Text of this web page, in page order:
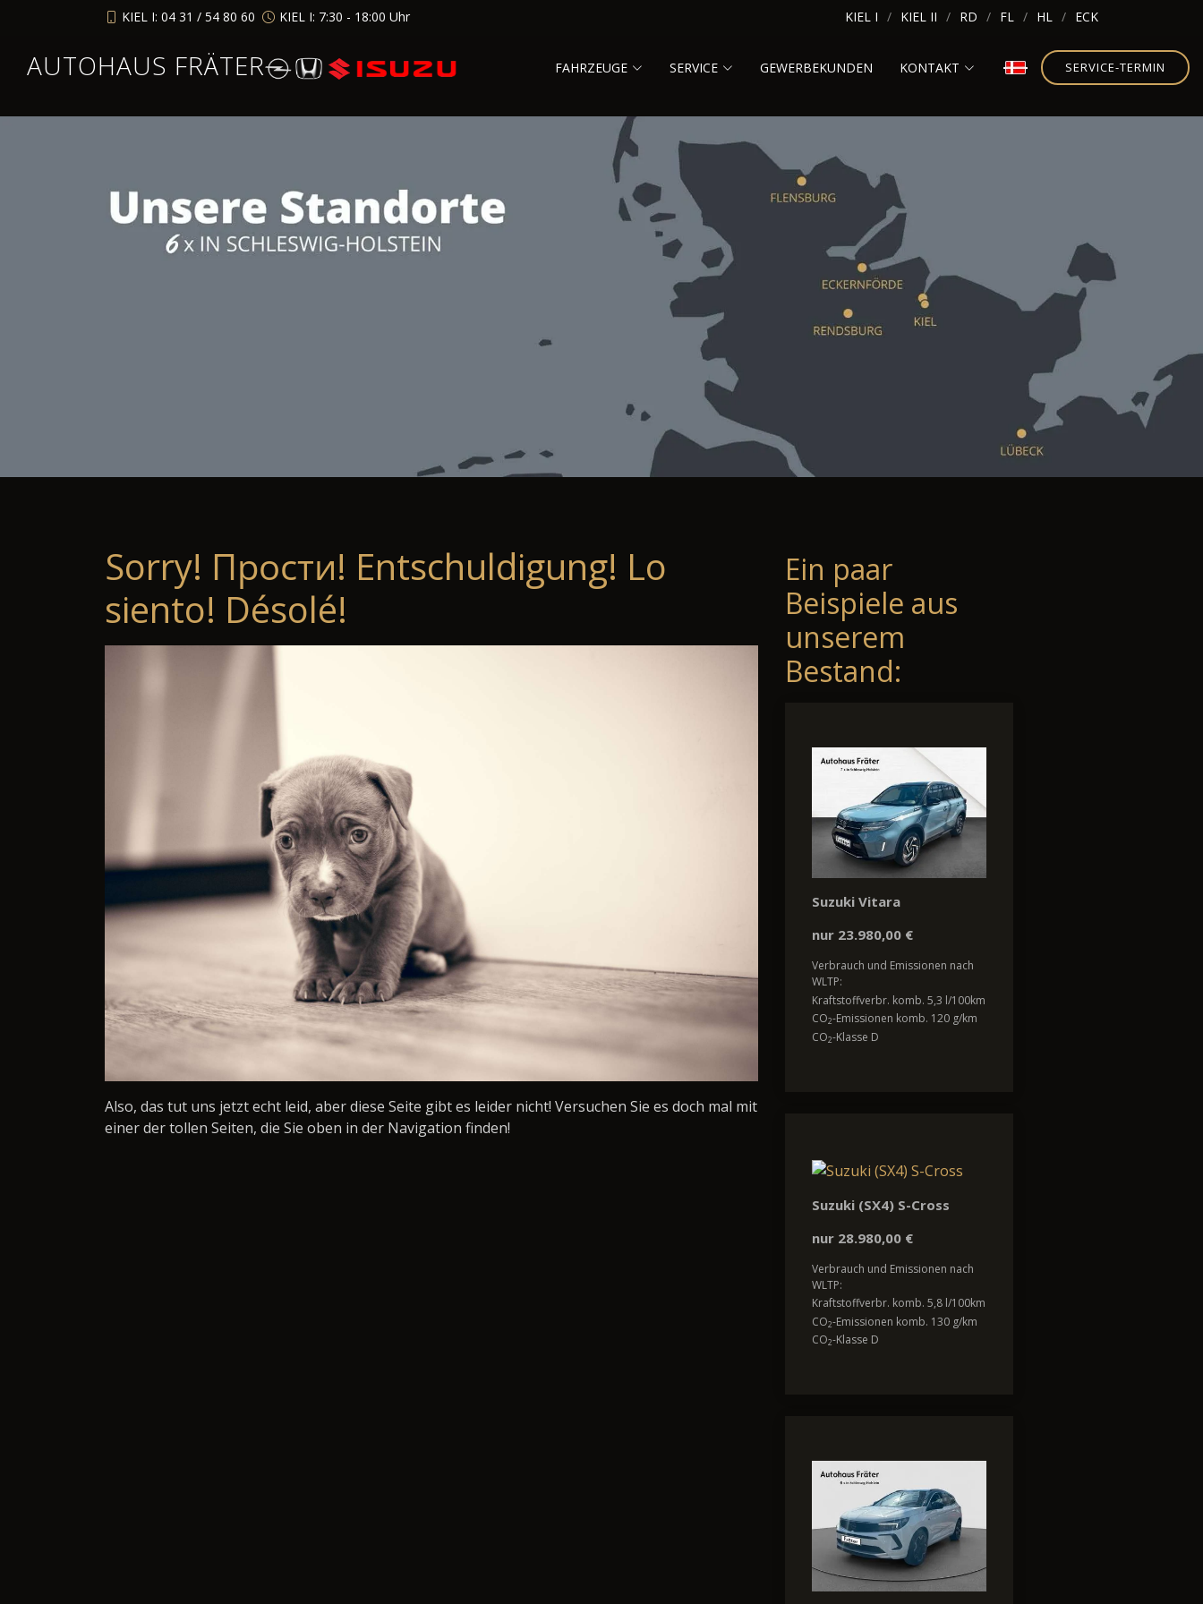
KIEL I: 04 31 / 54 80 60 KIEL I: 7:30 - 18:00 Uhr KIEL I KIEL II RD FL HL ECK
AUTOHAUS FRÄTER FAHRZEUGE SERVICE GEWERBEKUNDEN KONTAKT SERVICE-TERMIN
Sorry! Прости! Entschuldigung! Lo
siento! Désolé!
Also, das tut uns jetzt echt leid, aber diese Seite gibt es leider nicht! Versuchen Sie es doch mal mit
einer der tollen Seiten, die Sie oben in der Navigation finden!
Ein paar
Beispiele aus
unserem
Bestand:
Suzuki Vitara
nur 23.980,00 €
Verbrauch und Emissionen nach
WLTP:
Kraftstoffverbr. komb. 5,3 l/100km
CO2-Emissionen komb. 120 g/km
CO2-Klasse D
Suzuki (SX4) S-Cross
nur 28.980,00 €
Verbrauch und Emissionen nach
WLTP:
Kraftstoffverbr. komb. 5,8 l/100km
CO2-Emissionen komb. 130 g/km
CO2-Klasse D